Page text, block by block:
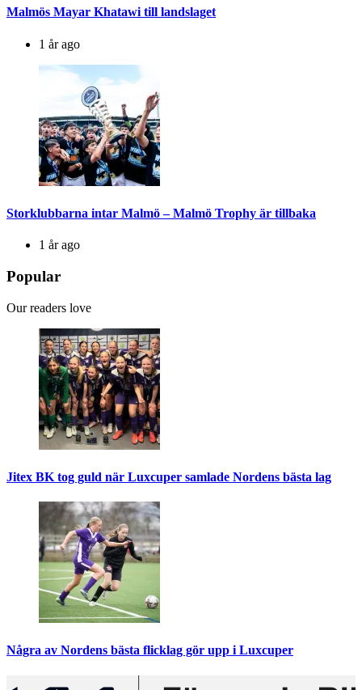
Malmös Mayar Khatawi till landslaget
1 år ago
Storklubbarna intar Malmö – Malmö Trophy är tillbaka
1 år ago
Popular
Our readers love
Jitex BK tog guld när Luxcuper samlade Nordens bästa lag
Några av Nordens bästa flicklag gör upp i Luxcuper